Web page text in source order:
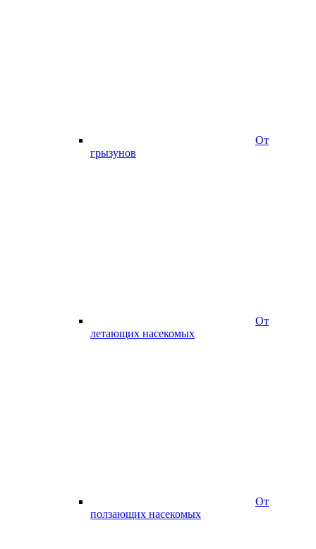
От
грызунов
От
летающих насекомых
От
ползающих насекомых